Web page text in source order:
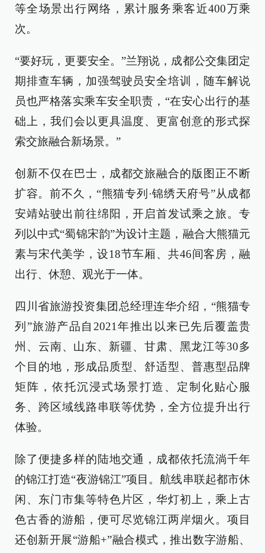
等全场景出行网络，累计服务乘客近400万乘
次。
“要好玩，更要安全。”兰翔说，成都公交集团定
期排查车辆，加强驾驶员安全培训，随车解说
员也严格落实乘车安全职责，“在安心出行的基
础上，我们会以更具温度、更富创意的形式探
索交旅融合新场景。”
创新不仅在巴士，成都交旅融合的版图正不断
扩容。前不久，“熊猫专列·锦绣天府号”从成都
安靖站驶出前往绵阳，开启首发试乘之旅。专
列以中式“蜀锦宋韵”为设计主题，融合大熊猫元
素与宋代美学，设18节车厢、共46间客房，融
出行、休憩、观光于一体。
四川省旅游投资集团总经理连华介绍，“熊猫专
列”旅游产品自2021年推出以来已先后覆盖贵
州、云南、山东、新疆、甘肃、黑龙江等30多
个目的地，形成品质型、舒适型、普惠型品牌
矩阵，依托沉浸式场景打造、定制化贴心服
务、跨区域线路串联等优势，全方位提升出行
体验。
除了便捷多样的陆地交通，成都依托流淌千年
的锦江打造“夜游锦江”项目。航线串联起都市休
闲、东门市集等特色片区，华灯初上，乘上古
色古香的游船，便可尽览锦江两岸烟火。项目
还创新开展“游船+”融合模式，推出数字游船、